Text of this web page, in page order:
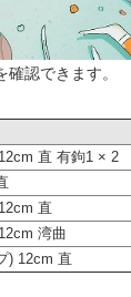
認できます。
直 有鉤1 × 2
直
湾曲
) 12cm 直